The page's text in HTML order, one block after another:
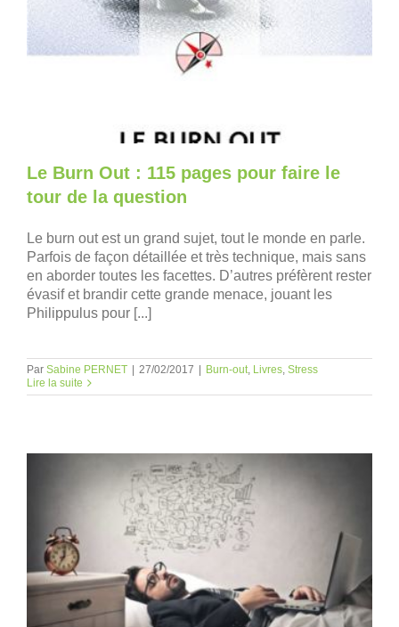
Le Burn Out : 115 pages pour faire le
tour de la question
Le burn out est un grand sujet, tout le monde en parle.
Parfois de façon détaillée et très technique, mais sans
en aborder toutes les facettes. D’autres préfèrent rester
évasif et brandir cette grande menace, jouant les
Philippulus pour [...]
Par Sabine PERNET 27/02/2017 Burn-out, Livres, Stress
Lire la suite